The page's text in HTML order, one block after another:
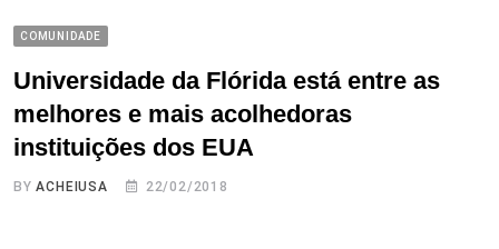
COMUNIDADE
Universidade da Flórida está entre as
melhores e mais acolhedoras
instituições dos EUA
BYACHEIUSA 22/02/2018